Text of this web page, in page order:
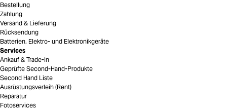
Bestellung
Zahlung
Versand & Lieferung
Rücksendung
Batterien, Elektro- und Elektronikgeräte
Services
Ankauf & Trade-In
Geprüfte Second-Hand-Produkte
Second Hand Liste
Ausrüstungsverleih (Rent)
Reparatur
Fotoservices